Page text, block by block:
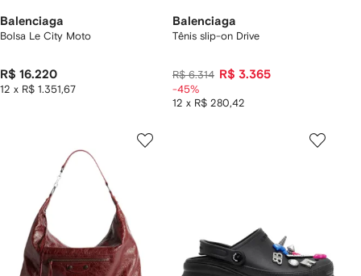
Balenciaga
Bolsa Le City Moto
R$ 16.220
12 x R$ 1.351,67
Balenciaga
Tênis slip-on Drive
R$ 6.314 R$ 3.365
12 x R$ 280,42
-45%